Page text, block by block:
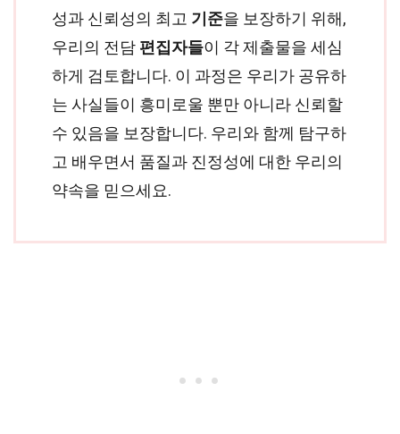
성과 신뢰성의 최고 기준을 보장하기 위해,
우리의 전담 편집자들이 각 제출물을 세심
하게 검토합니다. 이 과정은 우리가 공유하
는 사실들이 흥미로울 뿐만 아니라 신뢰할
수 있음을 보장합니다. 우리와 함께 탐구하
고 배우면서 품질과 진정성에 대한 우리의
약속을 믿으세요.